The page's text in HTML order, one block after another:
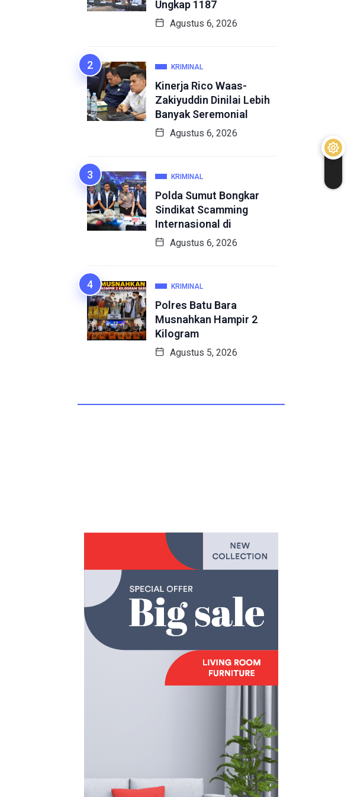
Ungkap 1187
Agustus 6, 2026
KRIMINAL
Kinerja Rico Waas-
Zakiyuddin Dinilai Lebih
Banyak Seremonial
Agustus 6, 2026
KRIMINAL
Polda Sumut Bongkar
Sindikat Scamming
Internasional di
Agustus 6, 2026
KRIMINAL
Polres Batu Bara
Musnahkan Hampir 2
Kilogram
Agustus 5, 2026